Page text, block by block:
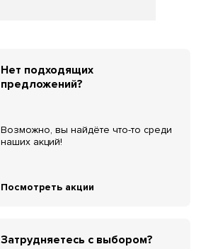
Нет подходящих
предложений?
Возможно, вы найдёте что-то среди
наших акций!
Посмотреть акции
Затрудняетесь с выбором?